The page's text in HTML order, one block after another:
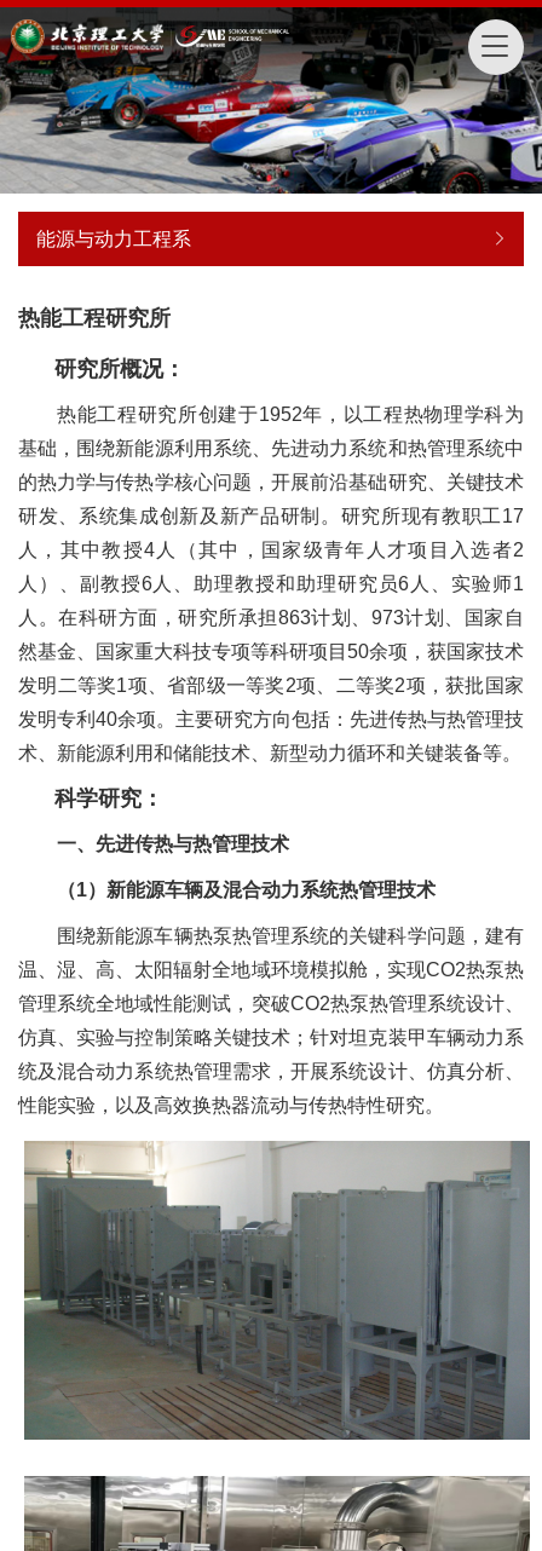
能源与动力工程系
热能工程研究所
研究所概况：
热能工程研究所创建于1952年，以工程热物理学科为
基础，围绕新能源利用系统、先进动力系统和热管理系统中
的热力学与传热学核心问题，开展前沿基础研究、关键技术
研发、系统集成创新及新产品研制。研究所现有教职工17
人，其中教授4人（其中，国家级青年人才项目入选者2
人）、副教授6人、助理教授和助理研究员6人、实验师1
人。在科研方面，研究所承担863计划、973计划、国家自
然基金、国家重大科技专项等科研项目50余项，获国家技术
发明二等奖1项、省部级一等奖2项、二等奖2项，获批国家
发明专利40余项。主要研究方向包括：先进传热与热管理技
术、新能源利用和储能技术、新型动力循环和关键装备等。
科学研究：
一、先进传热与热管理技术
（1）新能源车辆及混合动力系统热管理技术
围绕新能源车辆热泵热管理系统的关键科学问题，建有
温、湿、高、太阳辐射全地域环境模拟舱，实现CO2热泵热
管理系统全地域性能测试，突破CO2热泵热管理系统设计、
仿真、实验与控制策略关键技术；针对坦克装甲车辆动力系
统及混合动力系统热管理需求，开展系统设计、仿真分析、
性能实验，以及高效换热器流动与传热特性研究。